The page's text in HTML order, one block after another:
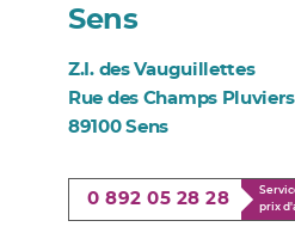
Sens
Z.I. des Vauguillettes
Rue des Champs Pluviers
89100 Sens
0 892 05 28 28
prix